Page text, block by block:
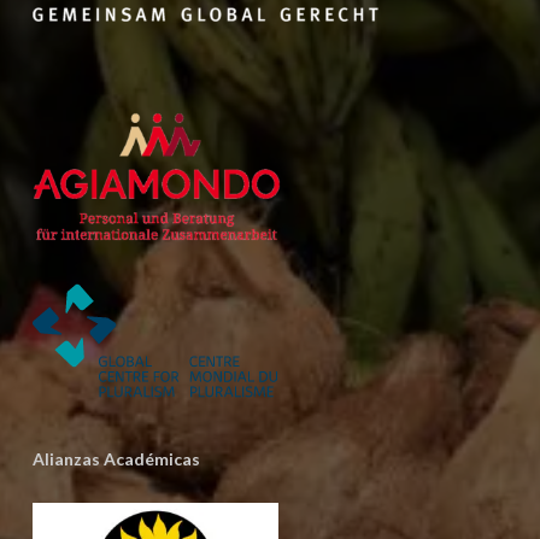
Alianzas Académicas